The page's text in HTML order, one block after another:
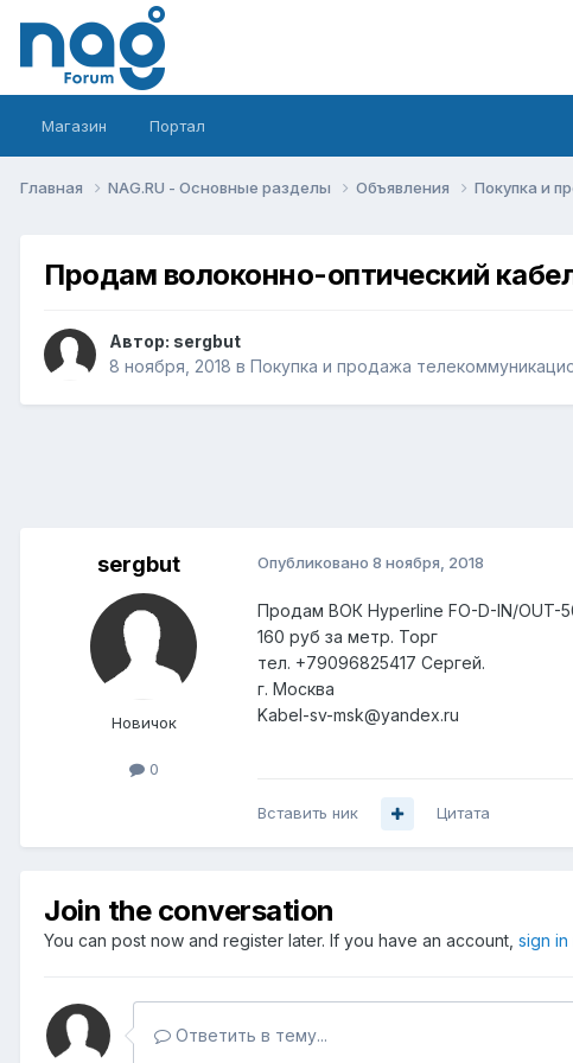
Магазин Портал
Главная NAG.RU - Основные разделы Объявления Покупка и
Продам волоконно-оптический
Автор: sergbut
8 ноября, 2018 в Покупка и продажа
sergbut
Новичок
0
Опубликовано 8 ноября, 2018
Продам ВОК Hyperline FO-D-IN/OUT-
160 руб за метр. Торг
тел. +79096825417 Сергей.
г. Москва
Kabel-sv-msk@yandex.ru
Вставить ник Цитата
Join the conversation
You can post now and register later. If you have an account, sign in
Ответить в тему...